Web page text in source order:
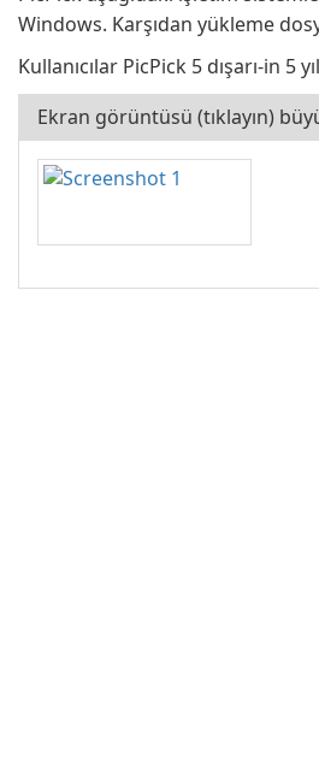
Windows. Karşıdan yükleme
Kullanıcılar PicPick 5 dışarı-in 5
Ekran görüntüsü (tıklayın)